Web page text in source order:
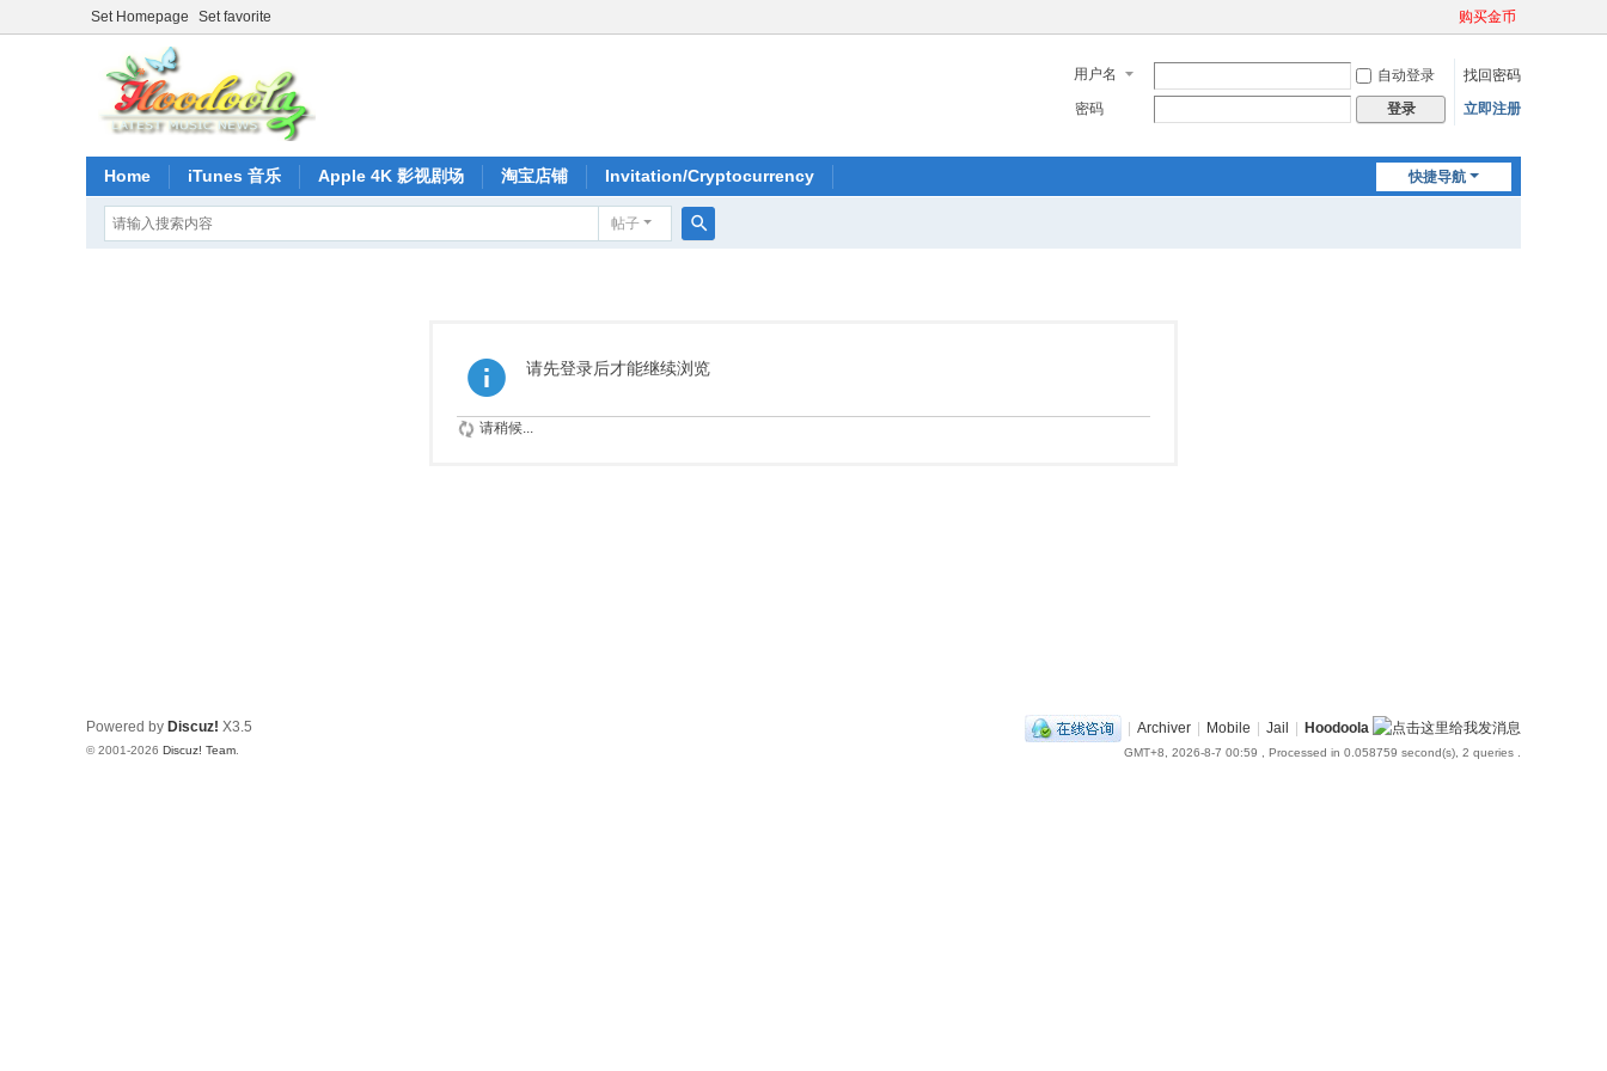
Set Homepage Set favorite 购买金币
用户名 自动登录
找回密码
密码
登录 立即注册
快捷导航
Home iTunes 音乐 Apple 4K 影视剧场 淘宝店铺 Invitation/Cryptocurrency
帖子
请先登录后才能继续浏览
请稍候...
| Archiver | Mobile | Jail | Hoodoola
GMT+8, 2026-8-7 00:59 , Processed in 0.058759 second(s), 2 queries .
Powered by Discuz! X3.5
© 2001-2026 Discuz! Team